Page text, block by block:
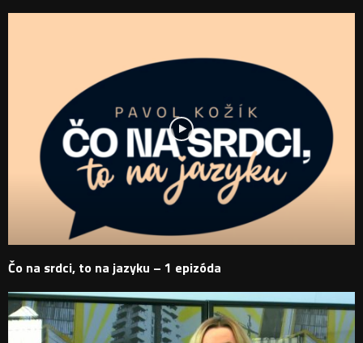
Čo na srdci, to na jazyku – 1 epizóda